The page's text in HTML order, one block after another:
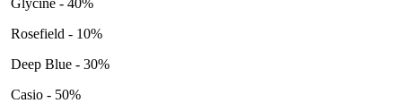
Rosefield - 10%
Deep Blue - 30%
Casio - 50%